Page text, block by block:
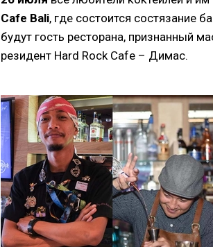
Cafe Bali, где состоится состязание
будут гость ресторана, признанный
резидент Hard Rock Cafe – Димас.